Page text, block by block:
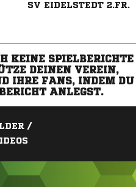
SV EIDELSTEDT 2.FR.
KEINE SPIELBERICHTE
DEINEN VEREIN,
IHRE FANS, INDEM DU
ANLEGST.
/